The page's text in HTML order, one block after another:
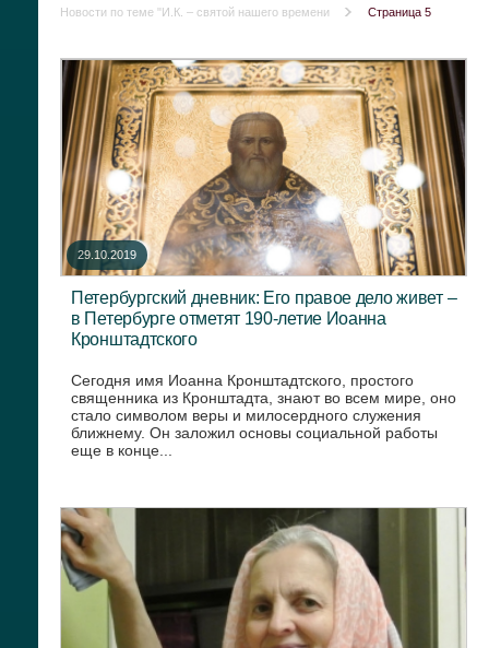
Новости по теме "И.К. – святой нашего времени
Страница 5
29.10.2019
Петербургский дневник: Его правое дело живет –
в Петербурге отметят 190-летие Иоанна
Кронштадтского
Сегодня имя Иоанна Кронштадтского, простого
священника из Кронштадта, знают во всем мире, оно
стало символом веры и милосердного служения
ближнему. Он заложил основы социальной работы
еще в конце...